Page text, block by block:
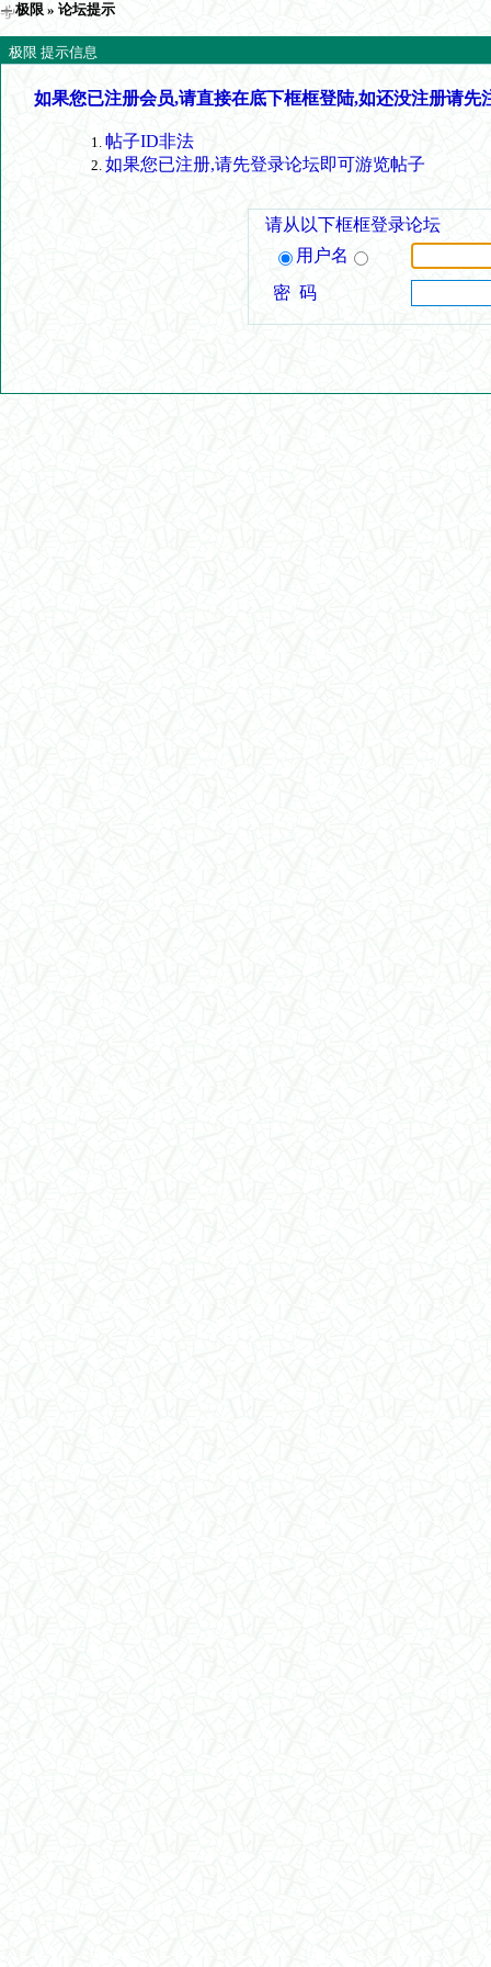
极限 » 论坛提示
极限 提示信息
如果您已注册会员,请直接在底下框框登陆,如还没注册请先
帖子ID非法
如果您已注册,请先登录论坛即可游览帖子
请从以下框框登录论坛
用户名
密 码